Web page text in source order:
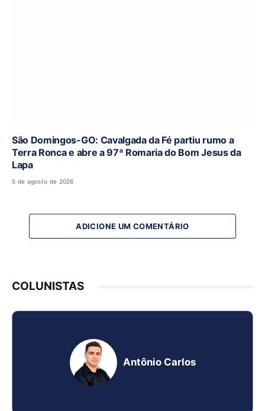
São Domingos-GO: Cavalgada da Fé partiu rumo a
Terra Ronca e abre a 97ª Romaria do Bom Jesus da
Lapa
5 de agosto de 2026
ADICIONE UM COMENTÁRIO
COLUNISTAS
Antônio Carlos